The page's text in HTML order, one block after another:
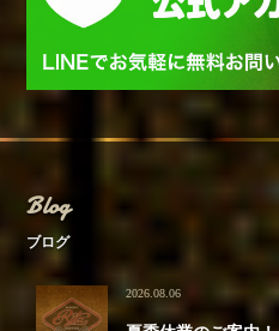
Blog
ブログ
2026.08.06